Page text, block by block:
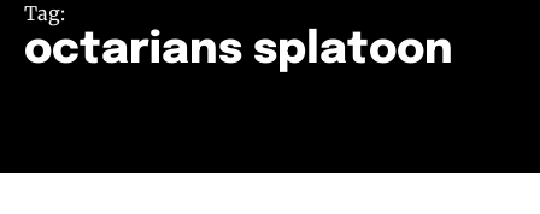
Tag:
octarians splatoon